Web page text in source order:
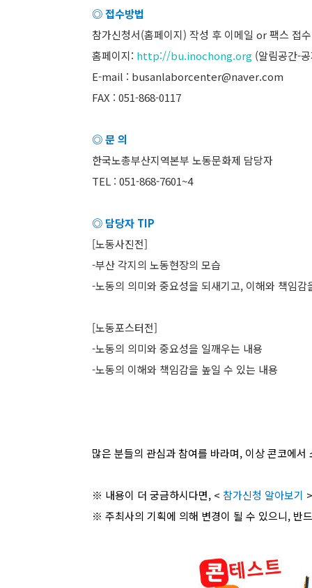
◎ 접수방법
참가신청서(홈페이지) 작성 후 이메일 or 팩스 접수
홈페이지: http://bu.inochong.org (알림공간-
E-mail : busanlaborcenter@naver.com
FAX : 051-868-0117
◎ 문 의
한국노총부산지역본부 노동문화제 담당자
TEL : 051-868-7601~4
◎ 담당자 TIP
[노동사진전]
-부산 각지의 노동현장의 모습
-노동의 의미와 중요성을 되새기고, 이해와 책임감
[노동포스터전]
-노동의 의미와 중요성을 일깨우는 내용
-노동의 이해와 책임감을 높일 수 있는 내용
많은 분들의 관심과 참여를 바라며, 이상 콘코에서
※ 내용이 더 궁금하시다면, < 참가신청 알아보기
※ 주최사의 기획에 의해 변경이 될 수 있으니, 반